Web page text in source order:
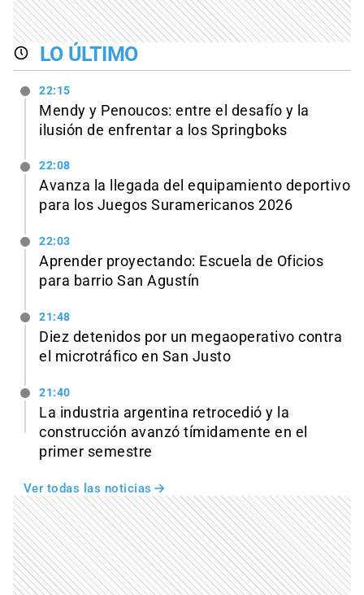
LO ÚLTIMO
22:15
Mendy y Penoucos: entre el desafío y la
ilusión de enfrentar a los Springboks
22:08
Avanza la llegada del equipamiento deportivo
para los Juegos Suramericanos 2026
22:03
Aprender proyectando: Escuela de Oficios
para barrio San Agustín
21:48
Diez detenidos por un megaoperativo contra
el microtráfico en San Justo
21:40
La industria argentina retrocedió y la
construcción avanzó tímidamente en el
primer semestre
Ver todas las noticias